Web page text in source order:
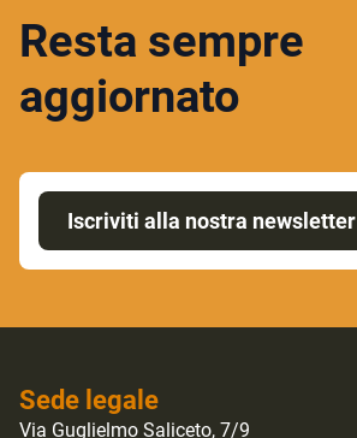
Resta sempre
aggiornato
Iscriviti alla nostra newsletter
Sede legale
Via Guglielmo Saliceto, 7/9